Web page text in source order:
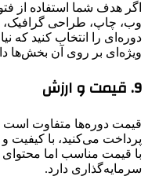
اگر هدف شما استفاده از
وب، چاپ، طراحی
دوره‌ای را انتخاب کنید که
ویژه‌ای بر روی آن بخش‌ها
9. قیمت و ارزش
قیمت دوره‌ها متفاوت است
پرداخت می‌کنید، با کیفیت
با قیمت مناسب اما
سرمایه‌گذاری دارد.